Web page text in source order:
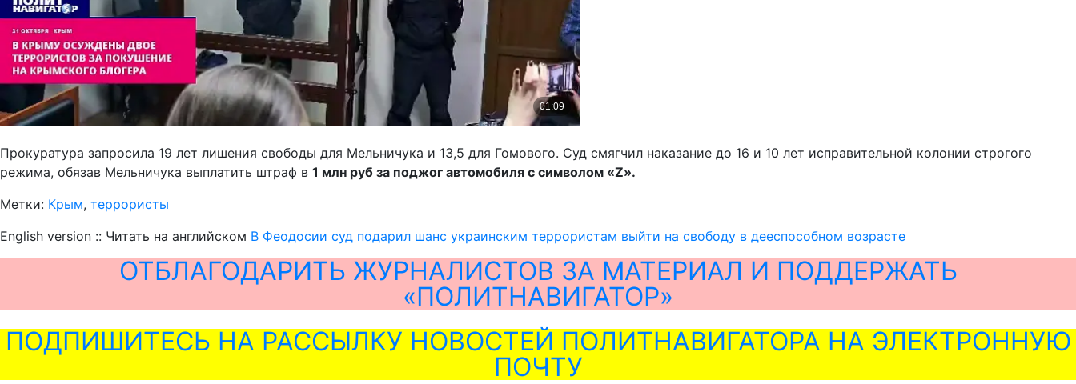
Прокуратура запросила 19 лет лишения свободы для Мельничука и 13,5 для Гомового. Суд смягчил наказание до 16 и 10 лет исправительной колонии строгого
режима, обязав Мельничука выплатить штраф в 1 млн руб за поджог автомобиля с символом «Z».
Метки: Крым, террористы
English version :: Читать на английском В Феодосии суд подарил шанс украинским террористам выйти на свободу в дееспособном возрасте
ОТБЛАГОДАРИТЬ ЖУРНАЛИСТОВ ЗА МАТЕРИАЛ И ПОДДЕРЖАТЬ
«ПОЛИТНАВИГАТОР»
ПОДПИШИТЕСЬ НА РАССЫЛКУ НОВОСТЕЙ ПОЛИТНАВИГАТОРА НА ЭЛЕКТРОННУЮ
ПОЧТУ